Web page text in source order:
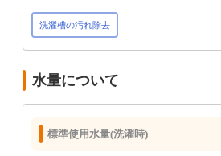
洗濯槽の汚れ除去
水量について
標準使用水量(洗濯時)